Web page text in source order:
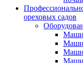
ореховых садов